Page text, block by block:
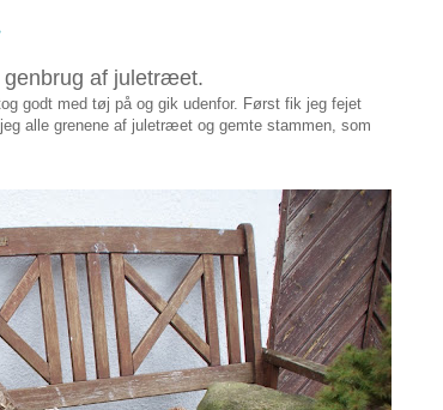
genbrug af juletræet.
godt med tøj på og gik udenfor. Først fik jeg fejet
alle grenene af juletræet og gemte stammen, som